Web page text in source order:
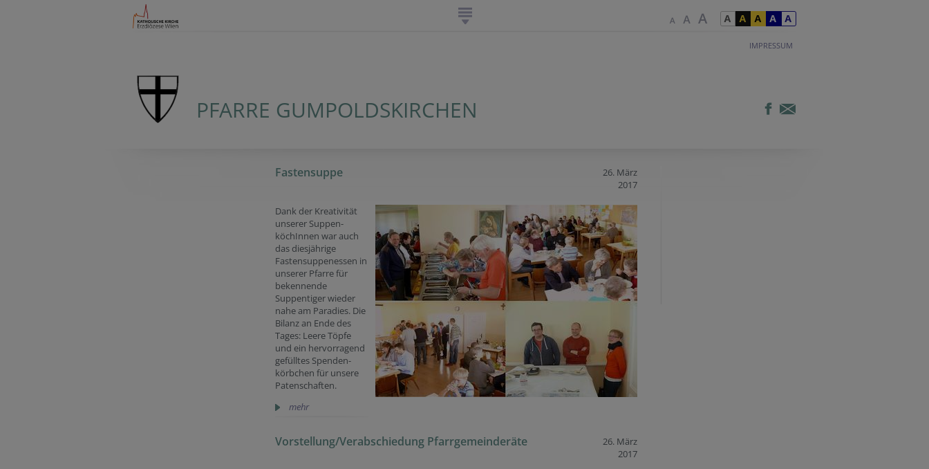
IMPRESSUM
PFARRE GUMPOLDSKIRCHEN
Fastensuppe
26. März
2017
Dank der Kreativität
unserer Suppen-
köchInnen war auch
das diesjährige
Fastensuppenessen in
unserer Pfarre für
bekennende
Suppentiger wieder
nahe am Paradies. Die
Bilanz an Ende des
Tages: Leere Töpfe
und ein hervorragend
gefülltes Spenden-
körbchen für unsere
Patenschaften.
mehr
Vorstellung/Verabschiedung Pfarrgemeinderäte
26. März
2017